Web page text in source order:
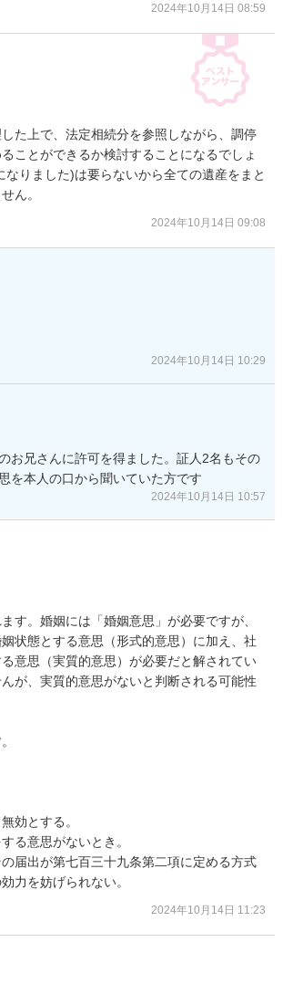
2024年10月14日 08:59
た上で、法定相続分を参照しながら、調停
ことができるか検討することになるでしょ
りました)は要らないから全ての遺産をまと
ん。
2024年10月14日 09:08
2024年10月14日 10:29
お兄さんに許可を得ました。証人2名もその
を本人の口から聞いていた方です
2024年10月14日 10:57
す。婚姻には「婚姻意思」が必要ですが、
状態とする意思（形式的意思）に加え、社
意思（実質的意思）が必要だと解されてい
が、実質的意思がないと判断される可能性
効とする。
る意思がないとき。
届出が第七百三十九条第二項に定める方式
力を妨げられない。
2024年10月14日 11:23